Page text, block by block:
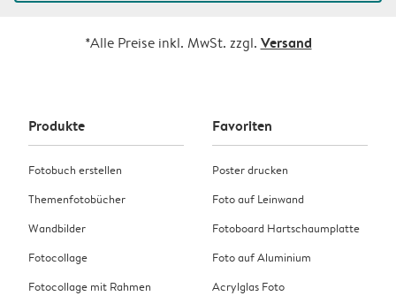
*Alle Preise inkl. MwSt. zzgl. Versand
Produkte
Fotobuch erstellen
Themenfotobücher
Wandbilder
Fotocollage
Fotocollage mit Rahmen
Favoriten
Poster drucken
Foto auf Leinwand
Fotoboard Hartschaumplatte
Foto auf Aluminium
Acrylglas Foto